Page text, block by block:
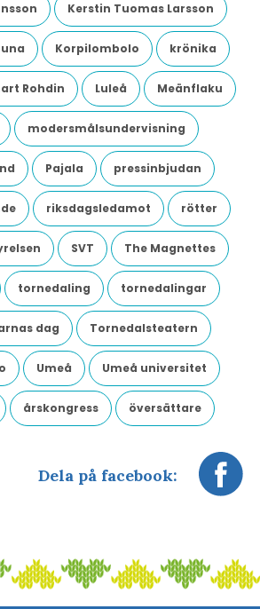
Kerstin Tuomas Larsson
Korpilombolo krönika
Rohdin Luleå Meänflaku
modersmålsundervisning
Pajala pressinbjudan
riksdagsledamot rötter
SVT The Magnettes
tornedaling tornedalingar
dag Tornedalsteatern
Umeå Umeå universitet
årskongress översättare
Dela på facebook: